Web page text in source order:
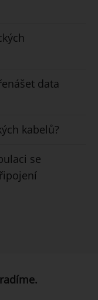
data
kabelů?
se